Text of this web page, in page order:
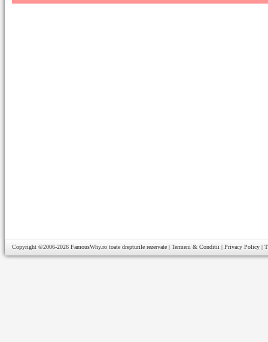
Copyright ©2006-2026 FamousWhy.ro toate drepturile rezervate | Termeni & Conditii | Privacy Policy |